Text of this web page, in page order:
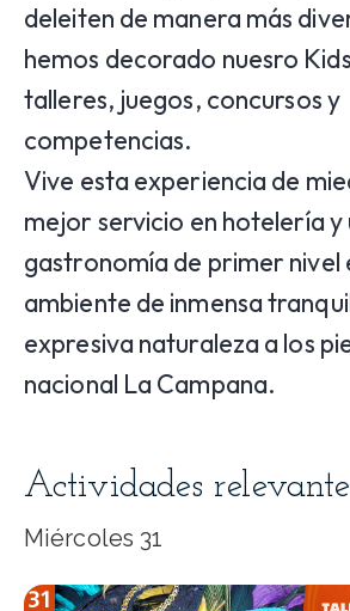
deleiten de manera más
hemos decorado nuesro
talleres, juegos, concursos y
competencias.
Vive esta experiencia de
mejor servicio en hotelería y
gastronomía de primer nivel
ambiente de inmensa
expresiva naturaleza a los
nacional La Campana.
Actividades
Miércoles 31